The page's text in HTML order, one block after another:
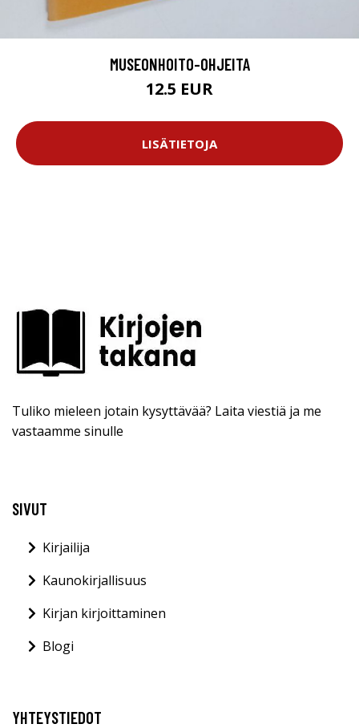
MUSEONHOITO-OHJEITA
12.5 EUR
LISÄTIETOJA
Tuliko mieleen jotain kysyttävää? Laita viestiä ja me
vastaamme sinulle
SIVUT
Kirjailija
Kaunokirjallisuus
Kirjan kirjoittaminen
Blogi
YHTEYSTIEDOT